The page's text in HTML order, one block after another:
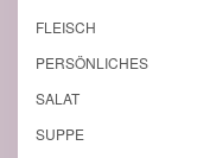
FLEISCH
PERSÖNLICHES
SALAT
SUPPE